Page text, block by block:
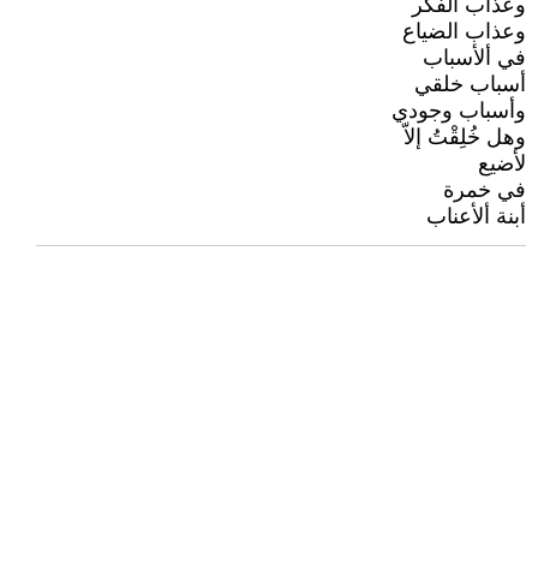
وعذاب الفكر
وعذاب الضياع
في ألأسباب
أسباب خلقي
وأسباب وجودي
وهل خُلِقْتُ إلاّ
لأضيع
في خمرة
أبنة ألأعناب